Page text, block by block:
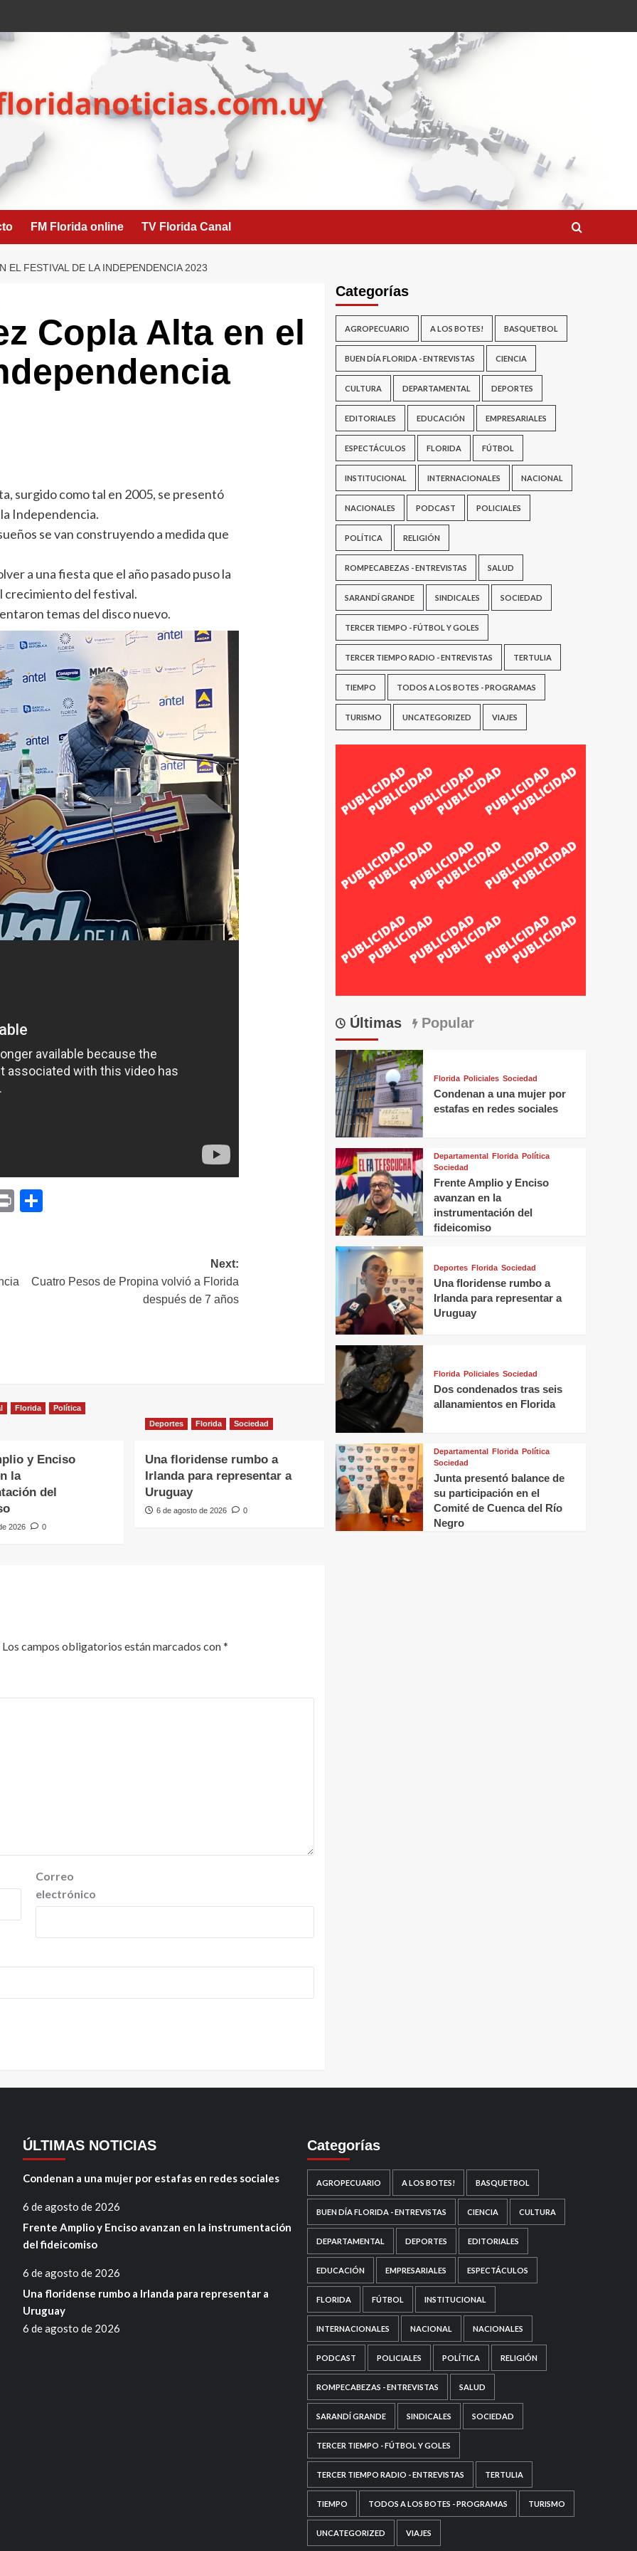
FM Florida online TV Florida Canal
EL FESTIVAL DE LA INDEPENDENCIA 2023
Copla Alta en el
surgido como tal en 2005, se presentó
Independencia.
se van construyendo a medida que
a una fiesta que el año pasado puso la
crecimiento del festival.
temas del disco nuevo.
Print
Next:
Cuatro Pesos de Propina volvió a Florida
después de 7 años
Florida
Política
y Enciso
la
del
2026 0
Deportes Florida Sociedad
Una floridense rumbo a
Irlanda para representar a
Uruguay
6 de agosto de 2026 0
Los campos obligatorios están marcados con*
Correo
electrónico
Categorías
AGROPECUARIO A LOS BOTES! BASQUETBOL
BUEN DÍA FLORIDA - ENTREVISTAS CIENCIA
CULTURA DEPARTAMENTAL DEPORTES
EDITORIALES EDUCACIÓN EMPRESARIALES
ESPECTÁCULOS FLORIDA FÚTBOL
INSTITUCIONAL INTERNACIONALES NACIONAL
NACIONALES PODCAST POLICIALES
POLÍTICA RELIGIÓN
ROMPECABEZAS - ENTREVISTAS SALUD
SARANDÍ GRANDE SINDICALES SOCIEDAD
TERCER TIEMPO - FÚTBOL Y GOLES
TERCER TIEMPO RADIO - ENTREVISTAS TERTULIA
TIEMPO TODOS A LOS BOTES - PROGRAMAS
TURISMO UNCATEGORIZED VIAJES
Últimas Popular
Florida Policiales Sociedad
Condenan a una mujer por
estafas en redes sociales
Departamental Florida Política
Sociedad
Frente Amplio y Enciso
avanzan en la
instrumentación del
fideicomiso
Deportes Florida Sociedad
Una floridense rumbo a
Irlanda para representar a
Uruguay
Florida Policiales Sociedad
Dos condenados tras seis
allanamientos en Florida
Departamental Florida Política
Sociedad
Junta presentó balance de
su participación en el
Comité de Cuenca del Río
Negro
ÚLTIMAS NOTICIAS
Condenan a una mujer por estafas en redes sociales
6 de agosto de 2026
Frente Amplio y Enciso avanzan en la instrumentación
del fideicomiso
6 de agosto de 2026
Una floridense rumbo a Irlanda para representar a
Uruguay
6 de agosto de 2026
Categorías
AGROPECUARIO A LOS BOTES! BASQUETBOL
BUEN DÍA FLORIDA - ENTREVISTAS CIENCIA CULTURA
DEPARTAMENTAL DEPORTES EDITORIALES
EDUCACIÓN EMPRESARIALES ESPECTÁCULOS
FLORIDA FÚTBOL INSTITUCIONAL
INTERNACIONALES NACIONAL NACIONALES
PODCAST POLICIALES POLÍTICA RELIGIÓN
ROMPECABEZAS - ENTREVISTAS SALUD
SARANDÍ GRANDE SINDICALES SOCIEDAD
TERCER TIEMPO - FÚTBOL Y GOLES
TERCER TIEMPO RADIO - ENTREVISTAS TERTULIA
TIEMPO TODOS A LOS BOTES - PROGRAMAS TURISMO
UNCATEGORIZED VIAJES